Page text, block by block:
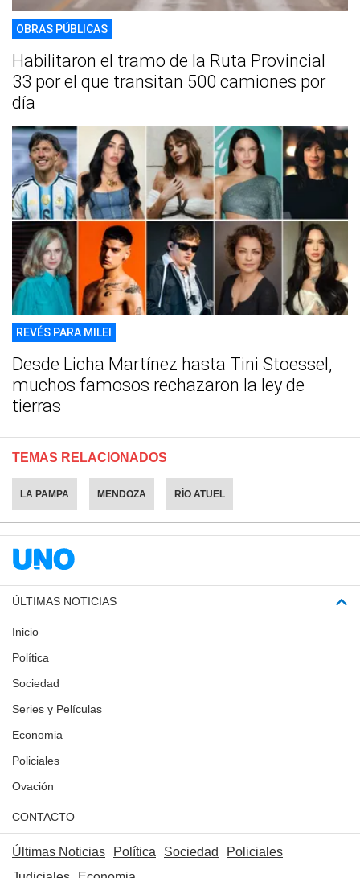
OBRAS PÚBLICAS
Habilitaron el tramo de la Ruta Provincial
33 por el que transitan 500 camiones por
día
REVÉS PARA MILEI
Desde Licha Martínez hasta Tini Stoessel,
muchos famosos rechazaron la ley de
tierras
TEMAS RELACIONADOS
LA PAMPA MENDOZA RÍO ATUEL
ÚLTIMAS NOTICIAS
Inicio
Política
Sociedad
Series y Películas
Economia
Policiales
Ovación
CONTACTO
Últimas Noticias Política Sociedad
Policiales